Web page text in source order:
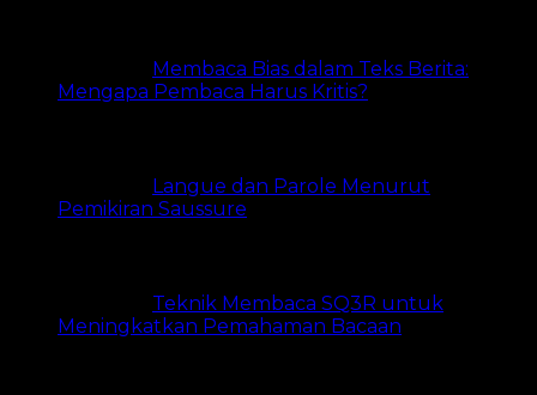
Membaca Bias dalam Teks Berita:
Mengapa Pembaca Harus Kritis?
Langue dan Parole Menurut
Pemikiran Saussure
Teknik Membaca SQ3R untuk
Meningkatkan Pemahaman Bacaan